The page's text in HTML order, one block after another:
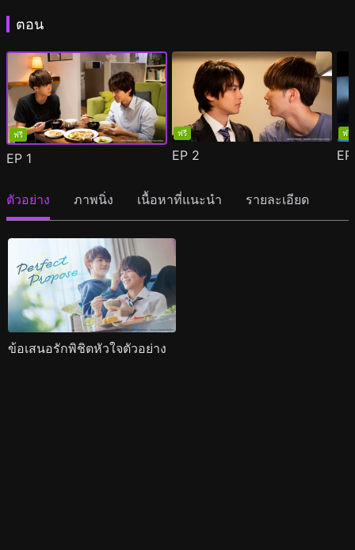
ตอน
ฟรี
EP 1
ฟรี
EP 2
ฟรี
ตัวอย่าง ภาพนิ่ง เนื้อหาที่แนะนำ รายละเอียด
ข้อเสนอรักพิชิตหัวใจตัวอย่าง